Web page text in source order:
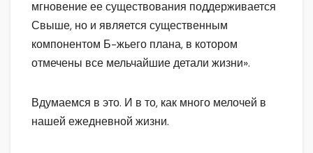
мгновение ее существования поддерживается
Свыше, но и является существенным
компонентом Б-жьего плана, в котором
отмечены все мельчайшие детали жизни».
Вдумаемся в это. И в то, как много мелочей в
нашей ежедневной жизни.